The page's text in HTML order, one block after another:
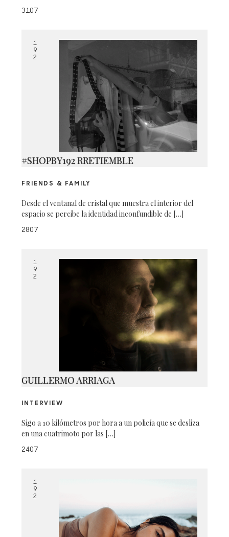
DSC_9688-1 COPY
3107
1
9
2
#SHOPBY192 RRETIEMBLE
FRIENDS & FAMILY
Desde el ventanal de cristal que muestra el interior del
espacio se percibe la identidad inconfundible de […]
2807
1
9
2
GUILLERMO ARRIAGA
INTERVIEW
Sigo a 10 kilómetros por hora a un policía que se desliza
en una cuatrimoto por las […]
2407
1
9
2